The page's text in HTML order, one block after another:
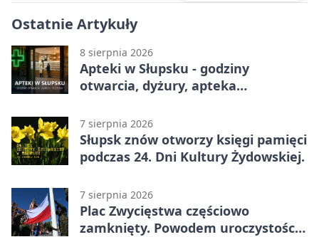
Ostatnie Artykuły
8 sierpnia 2026
Apteki w Słupsku - godziny
otwarcia, dyżury, apteka
7 sierpnia 2026
Słupsk znów otworzy księgi pamięci
podczas 24. Dni Kultury Żydowskiej.
7 sierpnia 2026
Plac Zwycięstwa częściowo
zamknięty. Powodem uroczystości